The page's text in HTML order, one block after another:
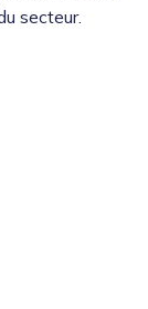
secteur.